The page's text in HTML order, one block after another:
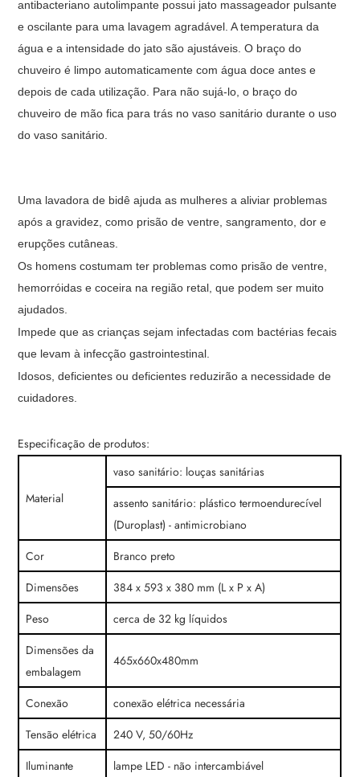
antibacteriano autolimpante possui jato massageador pulsante
e oscilante para uma lavagem agradável. A temperatura da
água e a intensidade do jato são ajustáveis. O braço do
chuveiro é limpo automaticamente com água doce antes e
depois de cada utilização. Para não sujá-lo, o braço do
chuveiro de mão fica para trás no vaso sanitário durante o uso
do vaso sanitário.
Uma lavadora de bidê ajuda as mulheres a aliviar problemas
após a gravidez, como prisão de ventre, sangramento, dor e
erupções cutâneas.
Os homens costumam ter problemas como prisão de ventre,
hemorróidas e coceira na região retal, que podem ser muito
ajudados.
Impede que as crianças sejam infectadas com bactérias fecais
que levam à infecção gastrointestinal.
Idosos, deficientes ou deficientes reduzirão a necessidade de
cuidadores.
Especificação de produtos:
Material
vaso sanitário: louças sanitárias
assento sanitário: plástico termoendurecível
(Duroplast) - antimicrobiano
Cor
Branco preto
Dimensões
384 x 593 x 380 mm (L x P x A)
Peso
cerca de 32 kg líquidos
Dimensões da
embalagem
465x660x480mm
Conexão
conexão elétrica necessária
Tensão elétrica
240 V, 50/60Hz
Iluminante
lampe LED - não intercambiável